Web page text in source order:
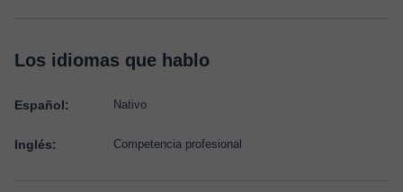
Los idiomas que hablo
Español: Nativo
Inglés: Competencia profesional